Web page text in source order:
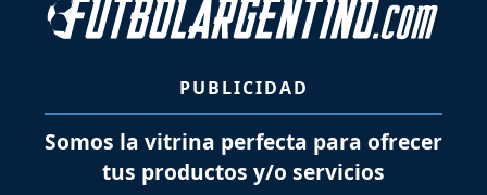
PUBLICIDAD
Somos la vitrina perfecta para ofrecer
tus productos y/o servicios